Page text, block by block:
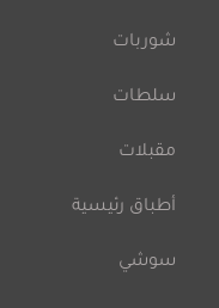
شوربات
سلطات
مقبلات
أطباق رئيسية
سوشي